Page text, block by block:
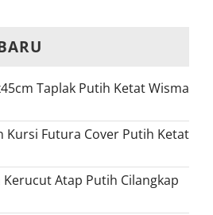
Taplak Putih Ketat Wisma
Kursi Futura Cover Putih Ketat
Kerucut Atap Putih Cilangkap